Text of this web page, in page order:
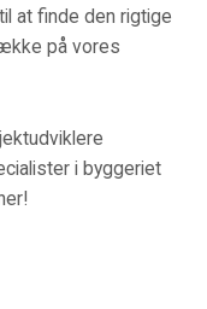
at finde den rigtige
på vores
i byggeriet